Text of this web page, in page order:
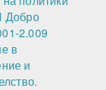
Добро
2.009
в
и